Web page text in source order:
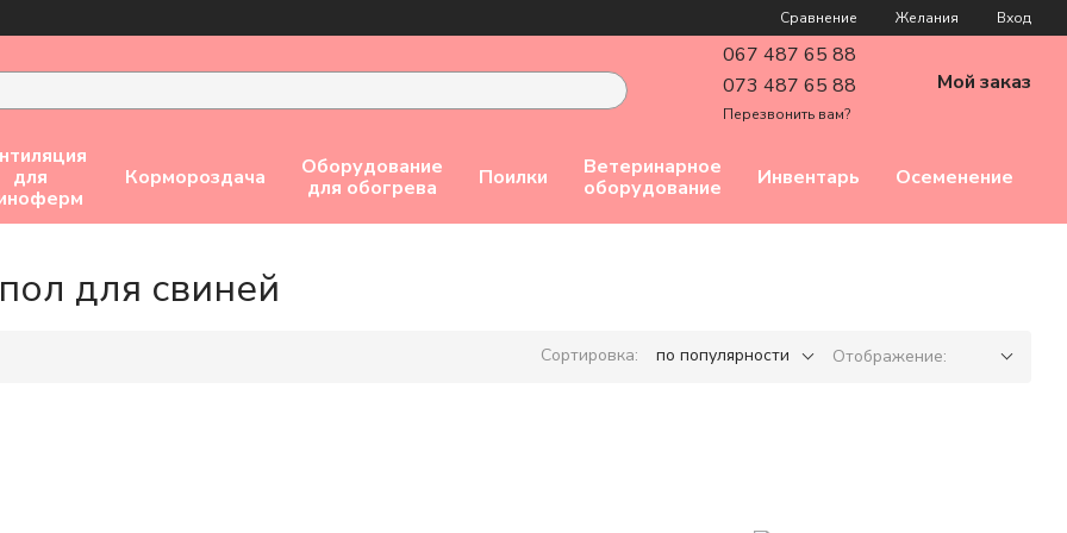
Сравнение Желания Вход
067 487 65 88
073 487 65 88
Перезвонить вам?
Мой заказ
для
Кормороздача
Оборудование
для обогрева
Поилки
Ветеринарное
оборудование
Инвентарь Осеменение
для свиней
Сортировка: по популярности Отображение: